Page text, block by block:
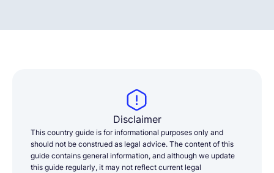
Disclaimer
This country guide is for informational purposes only and
should not be construed as legal advice. The content of this
guide contains general information, and although we update
this guide regularly, it may not reflect current legal